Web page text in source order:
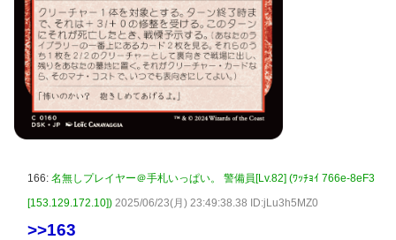
166: 名無しプレイヤー＠手札いっぱい。 警備員[Lv.82] (ﾜｯﾁｮｲ 766e-8eF3
[153.129.172.10]) 2025/06/23(月) 23:49:38.38 ID:jLu3h5MZ0
>>163